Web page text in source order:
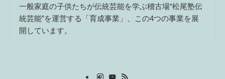
一般家庭の子供たちが伝統芸能を学ぶ稽古場“松尾塾伝
統芸能”を運営する「育成事業」、この4つの事業を展
開しています。